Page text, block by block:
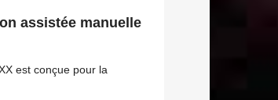
assistée manuelle
est conçue pour la